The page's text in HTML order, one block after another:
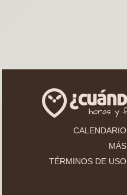
CALENDARIO
MÁS
TÉRMINOS DE USO